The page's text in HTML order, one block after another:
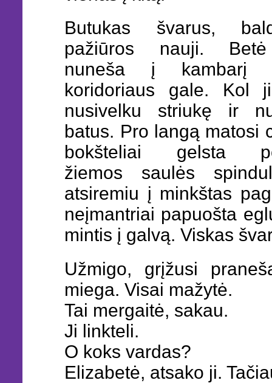
Butukas švarus,
pažiūros nauji.
nuneša į kambarį
koridoriaus gale. Kol
nusivelku striukę ir
batus. Pro langą matosi
bokšteliai gelsta
žiemos saulės
atsiremiu į minkštas
neįmantriai papuošta
mintis į galvą. Viskas
Užmigo, grįžusi
miega. Visai mažytė.
Tai mergaitė, sakau.
Ji linkteli.
O koks vardas?
Elizabetė, atsako ji.